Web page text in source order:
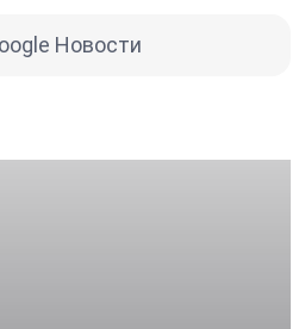
Новости